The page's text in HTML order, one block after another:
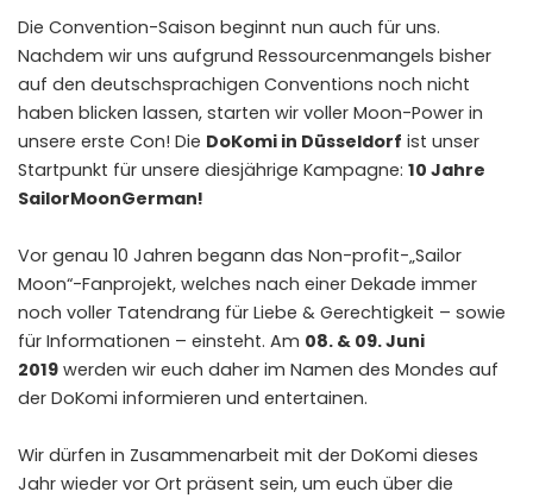
Die Convention-Saison beginnt nun auch für uns.
Nachdem wir uns aufgrund Ressourcenmangels bisher
auf den deutschsprachigen Conventions noch nicht
haben blicken lassen, starten wir voller Moon-Power in
unsere erste Con! Die DoKomi in Düsseldorf ist unser
Startpunkt für unsere diesjährige Kampagne: 10 Jahre
SailorMoonGerman!
Vor genau 10 Jahren begann das Non-profit-„Sailor
Moon“-Fanprojekt, welches nach einer Dekade immer
noch voller Tatendrang für Liebe & Gerechtigkeit – sowie
für Informationen – einsteht. Am 08. & 09. Juni
2019 werden wir euch daher im Namen des Mondes auf
der DoKomi informieren und entertainen.
Wir dürfen in Zusammenarbeit mit der DoKomi dieses
Jahr wieder vor Ort präsent sein, um euch über die